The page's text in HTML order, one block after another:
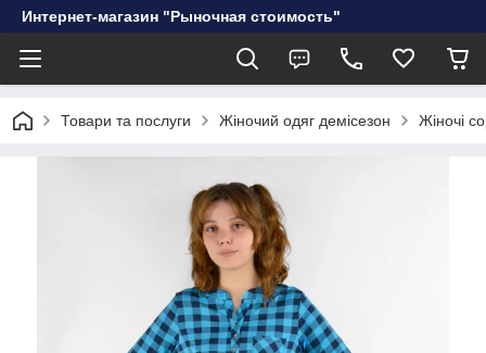
Интернет-магазин "Рыночная стоимость"
Товари та послуги Жіночий одяг демісезон Жіночі